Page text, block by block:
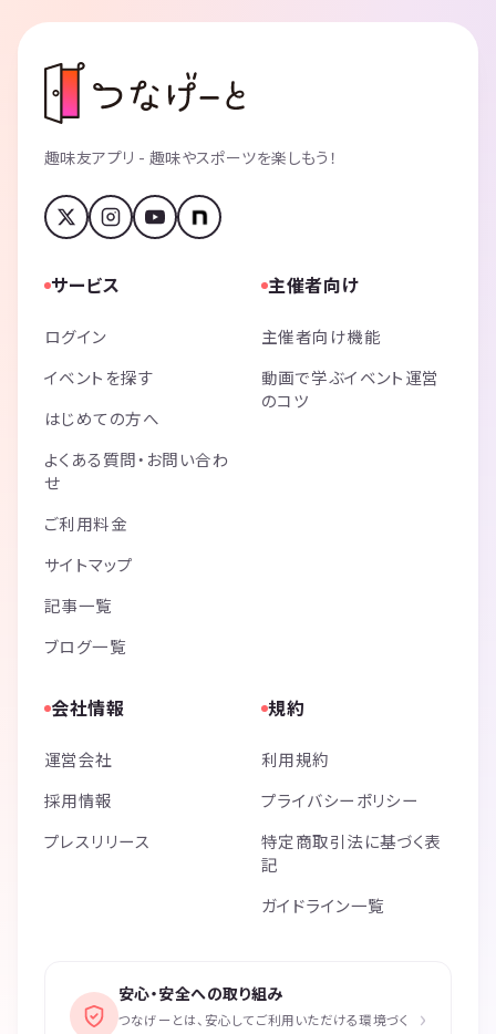
趣味友アプリ - 趣味やスポーツを楽しもう！
サービス
ログイン
イベントを探す
はじめての方へ
よくある質問・お問い合わ
せ
ご利用料金
サイトマップ
記事一覧
ブログ一覧
主催者向け
主催者向け機能
動画で学ぶイベント運営
のコツ
会社情報
運営会社
採用情報
プレスリリース
規約
利用規約
プライバシーポリシー
特定商取引法に基づく表
記
ガイドライン一覧
安心・安全への取り組み
つなげーとは、安心してご利用いただける環境づく
›